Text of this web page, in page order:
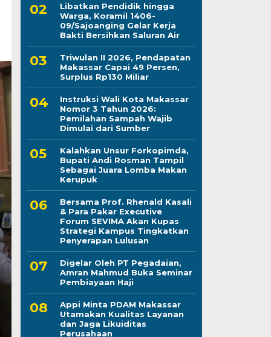
Libatkan Pendidik hingga
Warga, Koramil 1406-
09/Sajoanging Gelar Kerja
Bakti Bersihkan Saluran Air
Triwulan II 2026, Pendapatan
Makassar Capai 49 Persen,
Surplus Rp130 Miliar
Instruksi Wali Kota Makassar
Nomor 3 Tahun 2026:
Pemilahan Sampah Wajib
Dimulai dari Sumber
Kalahkan Unsur Forkopimda,
Bupati Andi Rosman Tampil
Sebagai Juara Lomba Makan
Kerupuk
Bersama Prof. Rhenald Kasali
& Para Pakar Executive
Forum SEVIMA Akan Kupas
Strategi Kampus Tingkatkan
Penyerapan Lulusan
Digelar Oleh PT Pegadaian,
Amran Mahmud Buka Seminar
Pembiayaan Haji
Appi Minta PDAM Makassar
Utamakan Kualitas Layanan
dan Jaga Likuiditas
Perusahaan